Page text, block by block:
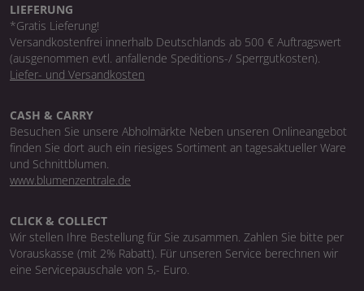
LIEFERUNG
*Gratis Lieferung!
Versandkostenfrei innerhalb Deutschlands ab 500 € Auftragswert
(ausgenommen evtl. anfallende Speditions-/ Sperrgutkosten).
Liefer- und Versandkosten
CASH & CARRY
Besuchen Sie unsere Abholmärkte Neben unseren Onlineangebot
finden Sie dort auch ein riesiges Sortiment an tagesaktueller Ware
und Schnittblumen.
www.blumenzentrale.de
CLICK & COLLECT
Wir stellen Ihre Bestellung für Sie zusammen. Zahlen Sie bitte per
Vorauskasse (mit 2% Rabatt). Für unseren Service berechnen wir
eine Servicepauschale von 5,- Euro.